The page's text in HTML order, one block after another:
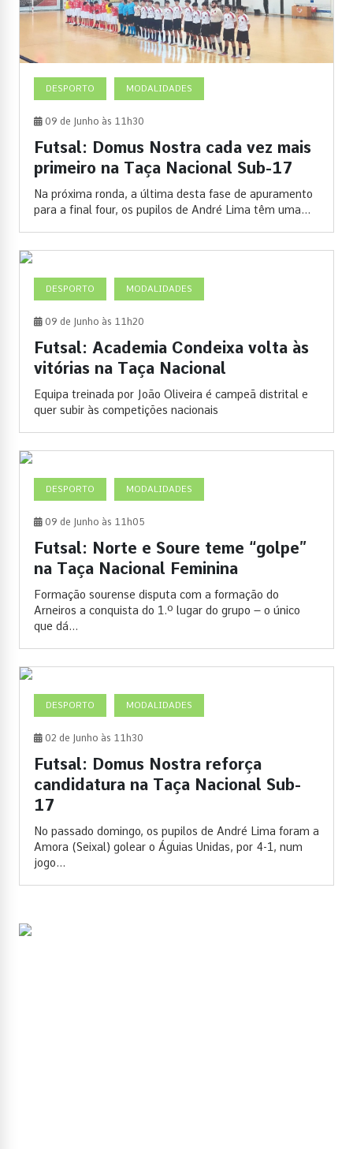
DESPORTO MODALIDADES
09 de Junho às 11h30
Futsal: Domus Nostra cada vez mais
primeiro na Taça Nacional Sub-17
Na próxima ronda, a última desta fase de apuramento
para a final four, os pupilos de André Lima têm uma...
DESPORTO MODALIDADES
09 de Junho às 11h20
Futsal: Academia Condeixa volta às
vitórias na Taça Nacional
Equipa treinada por João Oliveira é campeã distrital e
quer subir às competições nacionais
DESPORTO MODALIDADES
09 de Junho às 11h05
Futsal: Norte e Soure teme “golpe”
na Taça Nacional Feminina
Formação sourense disputa com a formação do
Arneiros a conquista do 1.º lugar do grupo – o único
que dá...
DESPORTO MODALIDADES
02 de Junho às 11h30
Futsal: Domus Nostra reforça
candidatura na Taça Nacional Sub-
17
No passado domingo, os pupilos de André Lima foram a
Amora (Seixal) golear o Águias Unidas, por 4-1, num
jogo...